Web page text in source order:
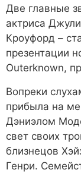
Две главные
актриса
Кроуфорд –
презентации
Outerknown,
Вопреки
прибыла на
Дэниэлом
свет своих
близнецов
Генри.